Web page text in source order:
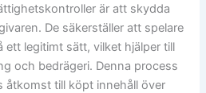
är att skydda
De säkerställer att spelare
ett legitimt sätt, vilket hjälper till
och bedrägeri. Denna process
åtkomst till köpt innehåll över